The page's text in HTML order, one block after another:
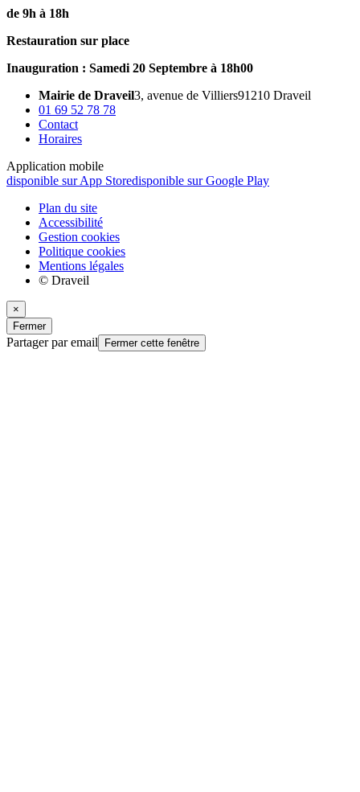
de 9h à 18h
Restauration sur place
Inauguration : Samedi 20 Septembre à 18h00
Mairie de Draveil3, avenue de Villiers91210 Draveil
01 69 52 78 78
Contact
Horaires
Application mobile
disponible sur App Storedisponible sur Google Play
Plan du site
Accessibilité
Gestion cookies
Politique cookies
Mentions légales
© Draveil
×
Fermer
Partager par email Fermer cette fenêtre